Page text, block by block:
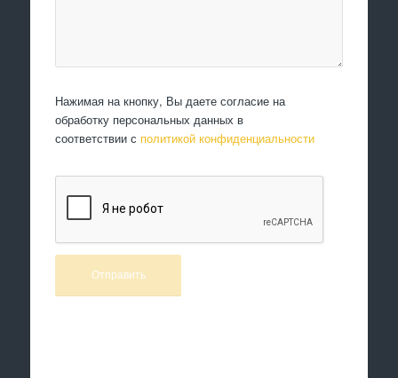
Нажимая на кнопку, Вы даете согласие на
обработку персональных данных в
соответствии с политикой конфиденциальности